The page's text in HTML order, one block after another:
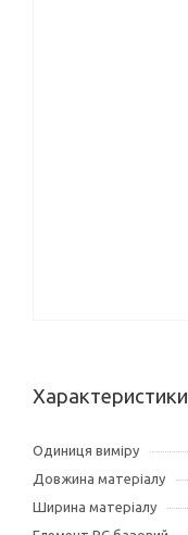
Характеристики
Одиниця виміру
Довжина матеріалу
Ширина матеріалу